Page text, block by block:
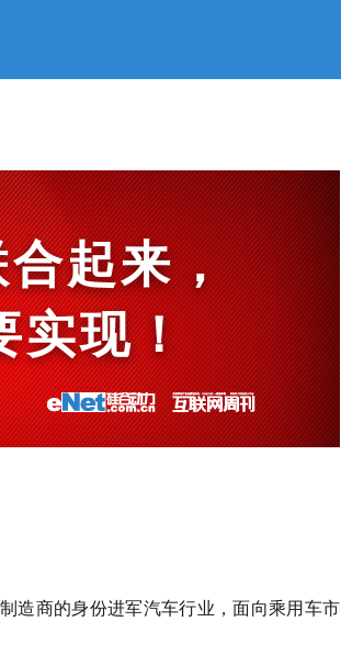
起来，
现！
造商的身份进军汽车行业，面向乘用车市